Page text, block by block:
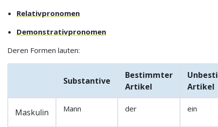
Relativpronomen
Demonstrativpronomen
Deren Formen lauten:
Substantive
Bestimmter
Artikel
Artikel
Maskulin Mann der ein